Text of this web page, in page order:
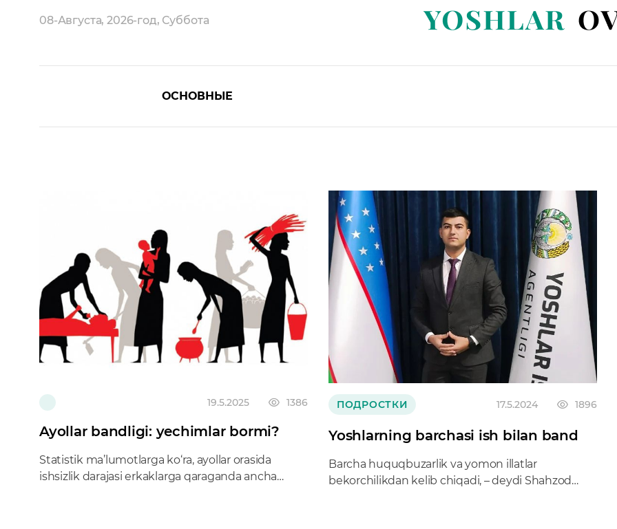
08-Августа, 2026-год, Суббота
ОСНОВНЫЕ
19.5.2025 1386
Ayollar bandligi: yechimlar bormi?
Statistik ma’lumotlarga ko‘ra, ayollar orasida
ishsizlik darajasi erkaklarga qaraganda ancha
ПОДРОСТКИ 17.5.2024 1896
Yoshlarning barchasi ish bilan band
Barcha huquqbuzarlik va yomon illatlar
bekorchilikdan kelib chiqadi, – deydi Shahzod